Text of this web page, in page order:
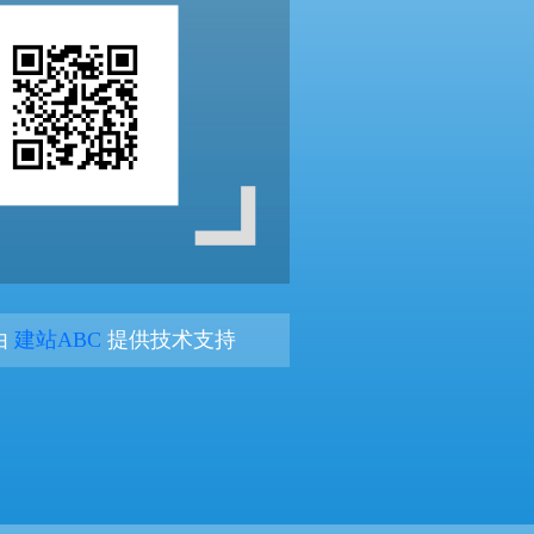
建站ABC 提供技术支持